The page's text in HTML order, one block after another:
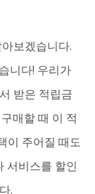
보겠습니다.
니다! 우리가
받은 적립금
매할 때 이 적
이 주어질 때도
서비스를 할인
.